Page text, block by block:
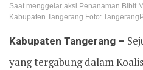
Saat menggelar aksi Penanaman Bibit
Kabupaten Tangerang.Foto:
Kabupaten Tangerang –
yang tergabung dalam